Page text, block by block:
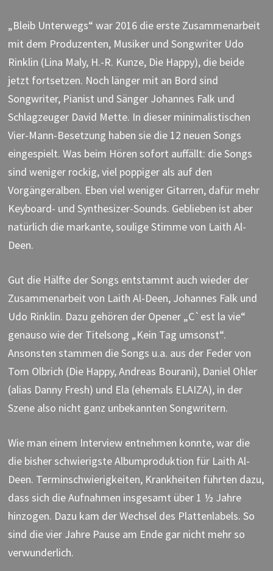
„Bleib Unterwegs“ war 2016 die erste Zusammenarbeit
mit dem Produzenten, Musiker und Songwriter Udo
Rinklin (Lina Maly, H.-R. Kunze, Die Happy), die beide
jetzt fortsetzen. Noch länger mit an Bord sind
Songwriter, Pianist und Sänger Johannes Falk und
Schlagzeuger David Mette. In dieser minimalistischen
Vier-Mann-Besetzung haben sie die 12 neuen Songs
eingespielt. Was beim Hören sofort auffällt: die Songs
sind weniger rockig, viel poppiger als auf den
Vorgängeralben. Eben viel weniger Gitarren, dafür mehr
Keyboard- und Synthesizer-Sounds. Geblieben ist aber
natürlich die markante, soulige Stimme von Laith Al-
Deen.
Gut die Hälfte der Songs entstammt auch wieder der
Zusammenarbeit von Laith Al-Deen, Johannes Falk und
Udo Rinklin. Dazu gehören der Opener „C`est la vie“
genauso wie der Titelsong „Kein Tag umsonst“.
Ansonsten stammen die Songs u.a. aus der Feder von
Tom Olbrich (Die Happy, Andreas Bourani), Daniel Ohler
(alias Danny Fresh) und Ela (ehemals ELAIZA), in der
Szene also nicht ganz unbekannten Songwritern.
Wie man einem Interview entnehmen konnte, war die
die bisher schwierigste Albumproduktion für Laith Al-
Deen. Terminschwierigkeiten, Krankheiten führten dazu,
dass sich die Aufnahmen insgesamt über 1 ½ Jahre
hinzogen. Dazu kam der Wechsel des Plattenlabels. So
sind die vier Jahre Pause am Ende gar nicht mehr so
verwunderlich.